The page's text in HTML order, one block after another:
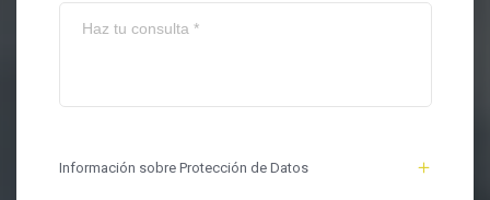
Información sobre Protección de Datos